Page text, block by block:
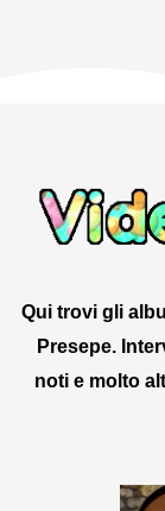
Qui trovi gli
Presepe.
noti e molto